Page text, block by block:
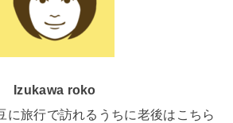
Izukawa roko
に旅行で訪れるうちに老後はこちら